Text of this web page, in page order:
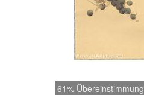
61% Übereinstimmung